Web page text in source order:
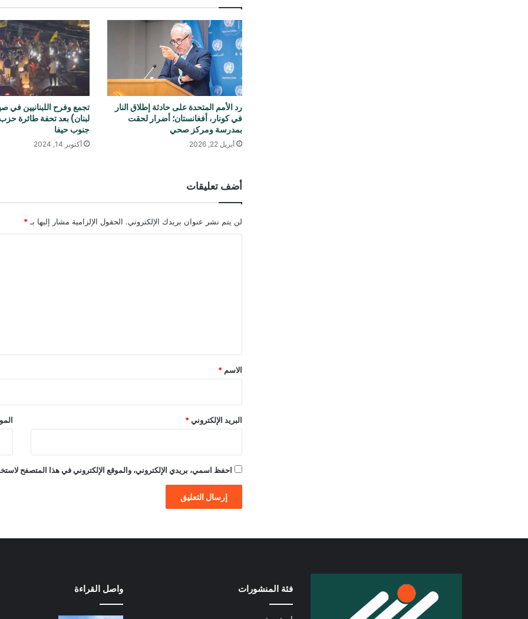
رد الأمم المتحدة على حادثة إطلاق النار
في كونار، أفغانستان؛ أضرار لحقت
بمدرسة ومركز صحي
أبريل 22, 2026
تجمع وفرح اللبنانيين في
لبنان) بعد تحفة طائرة
جنوب حيفا
أكتوبر 14, 2024
أضف تعليقات
لن يتم نشر عنوان بريدك الإلكتروني. الحقول الإلزامية مشار إليها بـ *
*
الاسم *
البريد الإلكتروني *
احفظ اسمي، بريدي الإلكتروني، والموقع الإلكتروني في هذا المتصفح
فئة المنشورات واصل القراءة